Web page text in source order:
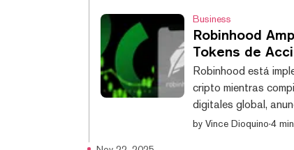
Business
Robinhood
Tokens de
Robinhood está
cripto mientras
digitales global,
Ethereum y Solana
by Vince Dioquino·4